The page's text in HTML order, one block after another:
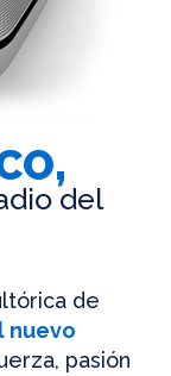
del
de
nuevo
pasión